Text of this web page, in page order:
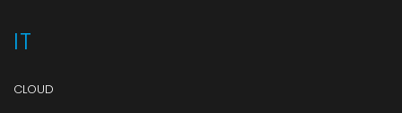
IT
CLOUD